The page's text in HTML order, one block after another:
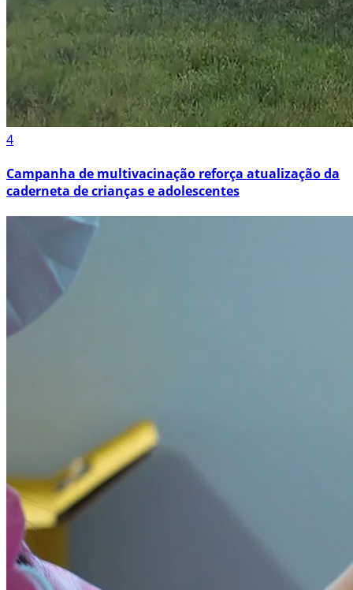
4
Campanha de multivacinação reforça atualização da
caderneta de crianças e adolescentes